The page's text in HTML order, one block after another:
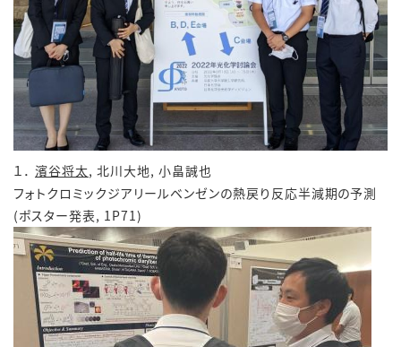
１． 濱谷将太, 北川大地, 小畠誠也
フォトクロミックジアリールベンゼンの熱戻り反応半減期の予測
(ポスター発表, 1P71)